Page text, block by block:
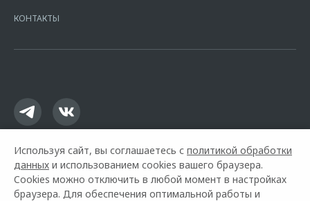
16.01.2015. Предложение ограничено и не является публичной
КОНТАКТЫ
Используя сайт, вы соглашаетесь с политикой обработки
данных и использованием cookies вашего браузера.
Cookies можно отключить в любой момент в настройках
браузера. Для обеспечения оптимальной работы и